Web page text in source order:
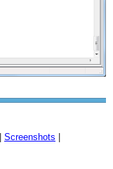
Screenshots